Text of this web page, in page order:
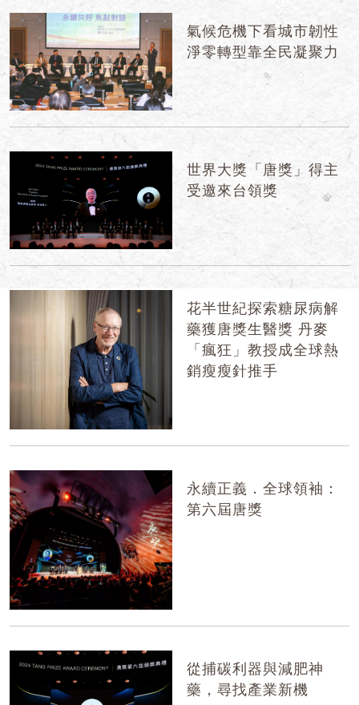
氣候危機下看城市韌性
淨零轉型靠全民凝聚力
世界大獎「唐獎」得主
受邀來台領獎
花半世紀探索糖尿病解
藥獲唐獎生醫獎 丹麥
「瘋狂」教授成全球熱
銷瘦瘦針推手
永續正義．全球領袖：
第六屆唐獎
從捕碳利器與減肥神
藥，尋找產業新機